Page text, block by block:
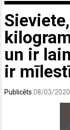
un ir
ir
Publicēts08/03/2020